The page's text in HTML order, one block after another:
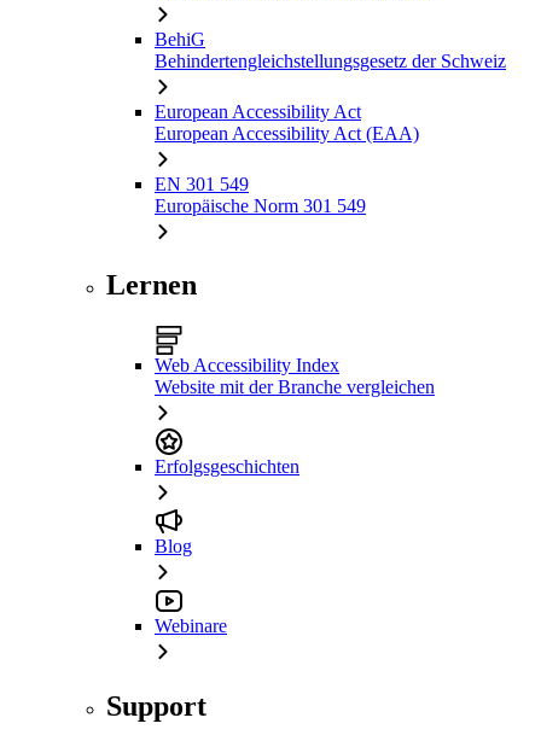
BehiG
Behindertengleichstellungsgesetz der Schweiz
European Accessibility Act
European Accessibility Act (EAA)
EN 301 549
Europäische Norm 301 549
Lernen
Web Accessibility Index
Website mit der Branche vergleichen
Erfolgsgeschichten
Blog
Webinare
Support